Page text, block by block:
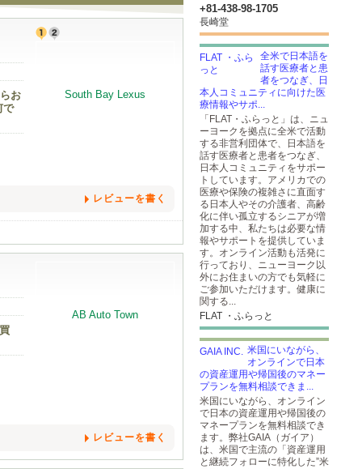
お
で
レビューを書く
レビューを書く
+81-438-98-1705
長崎堂
全米で日本語を
話す医療者と患
者をつなぎ、日
本人コミュニティに向けた医
療情報やサポ...
「FLAT・ふらっと」は、ニュ
ーヨークを拠点に全米で活動
する非営利団体で、日本語を
話す医療者と患者をつなぎ、
日本人コミュニティをサポー
トしています。アメリカでの
医療や保険の複雑さに直面す
る日本人やその介護者、高齢
化に伴い孤立するシニアが増
加する中、私たちは必要な情
報やサポートを提供していま
す。オンライン活動も活発に
行っており、ニューヨーク以
外にお住まいの方でも気軽に
ご参加いただけます。健康に
関する...
FLAT ・ふらっと
米国にいながら、
オンラインで日本
の資産運用や帰国後のマネー
プランを無料相談できま...
米国にいながら、オンライン
で日本の資産運用や帰国後の
マネープランを無料相談でき
ます。弊社GAIA（ガイア）
は、米国で主流の「資産運用
と継続フォローに特化した”米